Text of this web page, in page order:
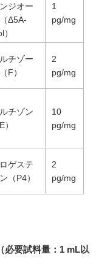
ジオー
Δ5A-
1
pg/mg
チゾー
F）
2
pg/mg
チゾン
）
10
pg/mg
ゲステ
（P4）
2
pg/mg
必要試料量：1 mL以